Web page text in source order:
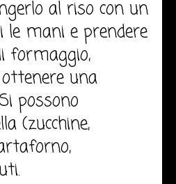
al riso con un
le mani e prendere
formaggio,
una
possono
(zucchine,